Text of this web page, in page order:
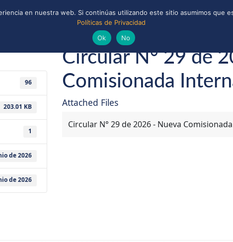
CONVENIOS Y ALIANZAS
BIBLIOTECA
Guías y Scouts de Chile
96
203.01 KB
1
de 2026
de 2026
Circular N° 29 de
Comisionada
Attached Files
Circular N° 29 de 2026 - Nueva
en nuestra web. Si continúas utilizando este sitio asumimos que
Políticas de Privacidad
Ok
No